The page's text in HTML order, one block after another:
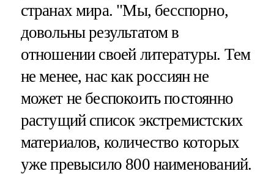
странах мира. "Мы, бесспорно,
довольны результатом в
отношении своей литературы. Тем
не менее, нас как россиян не
может не беспокоить постоянно
растущий список экстремистских
материалов, количество которых
уже превысило 800 наименований.